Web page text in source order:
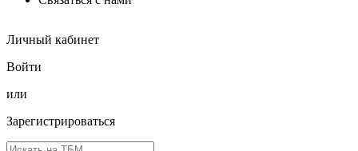
Личный кабинет
Войти
или
Зарегистрироваться